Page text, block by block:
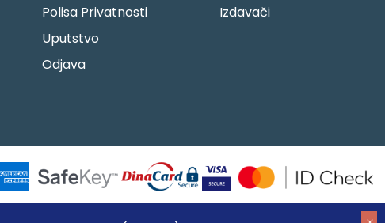
Polisa Privatnosti
Uputstvo
Odjava
Izdavači